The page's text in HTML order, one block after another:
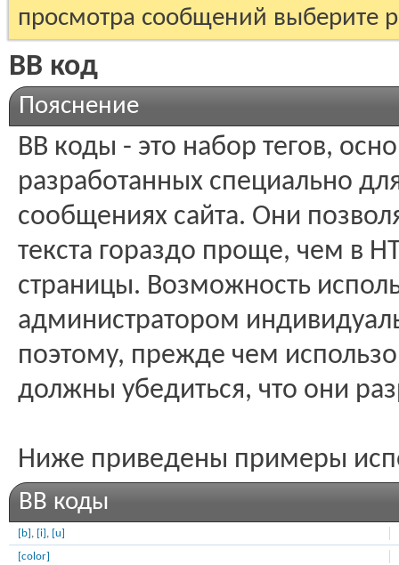
просмотра сообщений выберите
BB код
Пояснение
BB коды - это набор тегов,
разработанных специально
сообщениях сайта. Они
текста гораздо проще, чем в
страницы. Возможность
администратором
поэтому, прежде чем
должны убедиться, что они
Ниже приведены примеры
BB коды
[b] , [i] , [u]
[color]